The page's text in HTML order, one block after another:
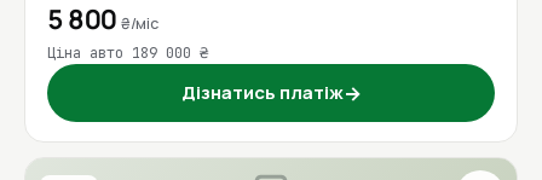
5 800₴/міс
Ціна авто 189 000 ₴
Дізнатись платіж→